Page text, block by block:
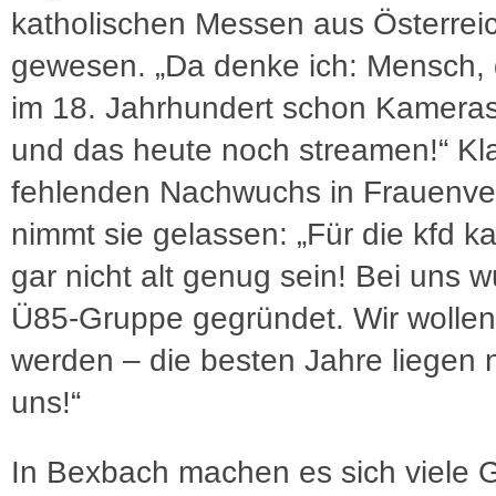
katholischen Messen aus
gewesen. „Da denke ich: Mensch,
im 18. Jahrhundert schon
und das heute noch streamen!“
fehlenden Nachwuchs in
nimmt sie gelassen: „Für die kfd
gar nicht alt genug sein! Bei uns
Ü85-Gruppe gegründet. Wir
werden – die besten Jahre liegen
uns!“
In Bexbach machen es sich viele